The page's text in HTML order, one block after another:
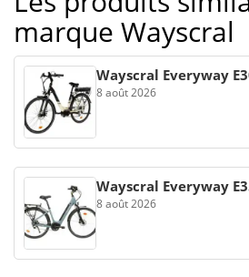
marque Wayscral
Wayscral Everyway
8 août 2026
Wayscral Everyway
8 août 2026